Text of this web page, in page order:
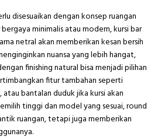
disesuaikan dengan konsep ruangan
minimalis atau modern, kursi bar
netral akan memberikan kesan bersih
nuansa yang lebih hangat,
finishing natural bisa menjadi pilihan
fitur tambahan seperti
bantalan duduk jika kursi akan
tinggi dan model yang sesuai, round
ruangan, tetapi juga memberikan